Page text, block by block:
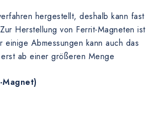
hergestellt, deshalb kann fast
Herstellung von Ferrit-Magneten ist
Abmessungen kann auch das
ab einer größeren Menge